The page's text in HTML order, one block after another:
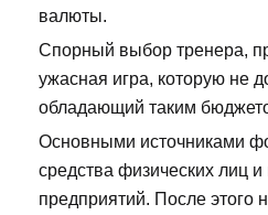
валюты.
Спорный выбор тренера,
ужасная игра, которую не
обладающий таким
Основными источниками
средства физических лиц
предприятий. После этого